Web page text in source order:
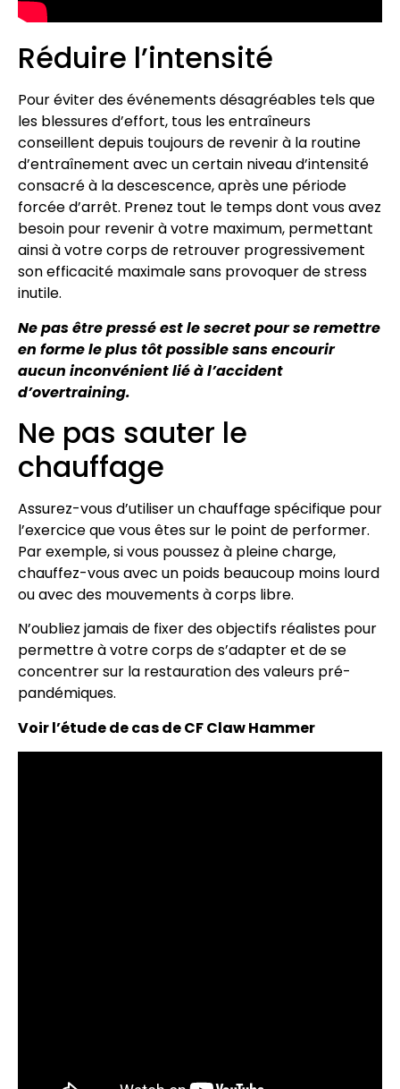
Réduire l’intensité
Pour éviter des événements désagréables tels que
les blessures d’effort, tous les entraîneurs
conseillent depuis toujours de revenir à la routine
d’entraînement avec un certain niveau d’intensité
consacré à la descescence, après une période
forcée d’arrêt. Prenez tout le temps dont vous avez
besoin pour revenir à votre maximum, permettant
ainsi à votre corps de retrouver progressivement
son efficacité maximale sans provoquer de stress
inutile.
Ne pas être pressé est le secret pour se remettre
en forme le plus tôt possible sans encourir
aucun inconvénient lié à l’accident
d’overtraining.
Ne pas sauter le
chauffage
Assurez-vous d’utiliser un chauffage spécifique pour
l’exercice que vous êtes sur le point de performer.
Par exemple, si vous poussez à pleine charge,
chauffez-vous avec un poids beaucoup moins lourd
ou avec des mouvements à corps libre.
N’oubliez jamais de fixer des objectifs réalistes pour
permettre à votre corps de s’adapter et de se
concentrer sur la restauration des valeurs pré-
pandémiques.
Voir l’étude de cas de CF Claw Hammer